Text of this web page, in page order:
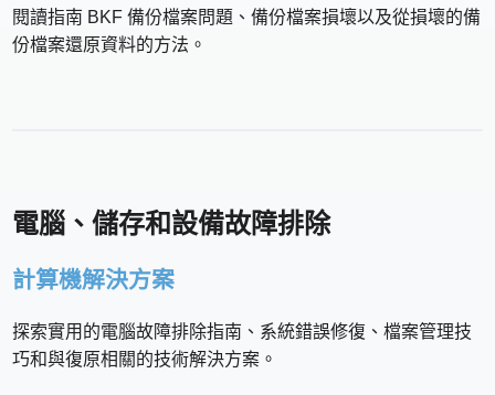
閱讀指南 BKF 備份檔案問題、備份檔案損壞以及從損壞的備
份檔案還原資料的方法。
電腦、儲存和設備故障排除
計算機解決方案
探索實用的電腦故障排除指南、系統錯誤修復、檔案管理技
巧和與復原相關的技術解決方案。